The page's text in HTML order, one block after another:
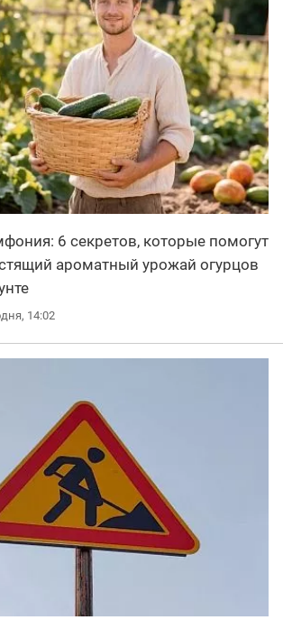
6 секретов, которые помогут
ароматный урожай огурцов
14:02